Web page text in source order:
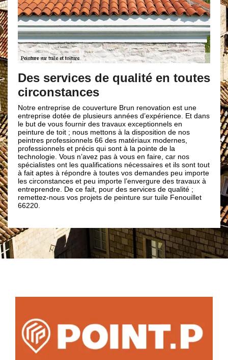
services de qualité en toutes
entreprise de couverture Brun renovation est une
dotée de plusieurs années d’expérience. Et dans
de vous fournir des travaux exceptionnels en
de toit ; nous mettons à la disposition de nos
professionnels 66 des matériaux modernes,
et précis qui sont à la pointe de la
Vous n’avez pas à vous en faire, car nos
ont les qualifications nécessaires et ils sont tout
à répondre à toutes vos demandes peu importe
et peu importe l’envergure des travaux à
De ce fait, pour des services de qualité ;
nous vos projets de peinture sur tuile Fenouillet
Des
Brun
L’entreprise
haute qualité
toiture 66 et
et
l’intervention.
votre toit
étanche et
maison. Pour
et n’appliquons
santé et
renovation vos
de toit, vous